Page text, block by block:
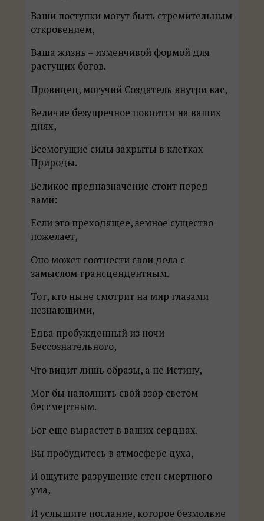
Ваши поступки могут быть стремительным
откровением,
Ваша жизнь – изменчивой формой для
растущих богов.
Провидец, могучий Создатель внутри вас,
Величие безупречное покоится на ваших
днях,
Всемогущие силы закрыты в клетках
Природы.
Великое предназначение стоит перед
вами:
Если это преходящее, земное существо
пожелает,
Оно может соотнести свои дела с
замыслом трансцендентным.
Тот, кто ныне смотрит на мир глазами
незнающими,
Едва пробужденный из ночи
Бессознательного,
Что видит лишь образы, а не Истину,
Мог бы наполнить свой взор светом
бессмертным.
Бог еще вырастет в ваших сердцах.
Вы пробудитесь в атмосфере духа,
И ощутите разрушение стен смертного
ума,
И услышите послание, которое безмолвие